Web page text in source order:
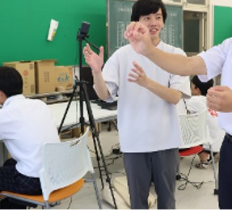
大学入学共通テスト「受験上の
配慮案内」の請求
高等学
幼稚園教員資格認定試験 小学校
高等学校（情報）教員資格認定
大学研究